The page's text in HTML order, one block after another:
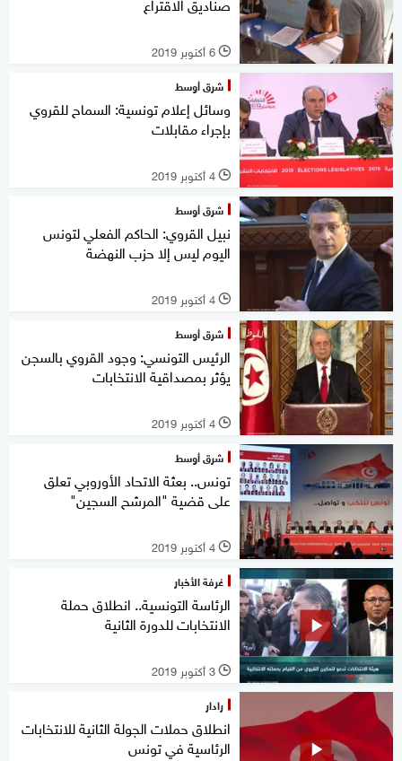
l 6 أكتوبر 2019
شرق أوسط
وسائل إعلام تونسية: السماح للقروي
بإجراء مقابلات
l 4 أكتوبر 2019
شرق أوسط
نبيل القروي: الحاكم الفعلي لتونس
اليوم ليس إلا حزب النهضة
l 4 أكتوبر 2019
شرق أوسط
الرئيس التونسي: وجود القروي بالسجن
يؤثر بمصداقية الانتخابات
l 4 أكتوبر 2019
شرق أوسط
تونس.. بعثة الاتحاد الأوروبي تعلق
على قضية "المرشح السجين"
l 4 أكتوبر 2019
غرفة الأخبار
الرئاسة التونسية.. انطلاق حملة
الانتخابات للدورة الثانية
l 3 أكتوبر 2019
رادار
انطلاق حملات الجولة الثانية للانتخابات
الرئاسية في تونس